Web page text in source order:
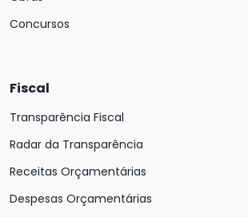
Concursos
Fiscal
Transparência Fiscal
Radar da Transparência
Receitas Orçamentárias
Despesas Orçamentárias